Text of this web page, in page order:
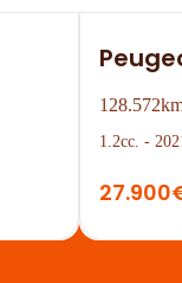
1.2cc. -